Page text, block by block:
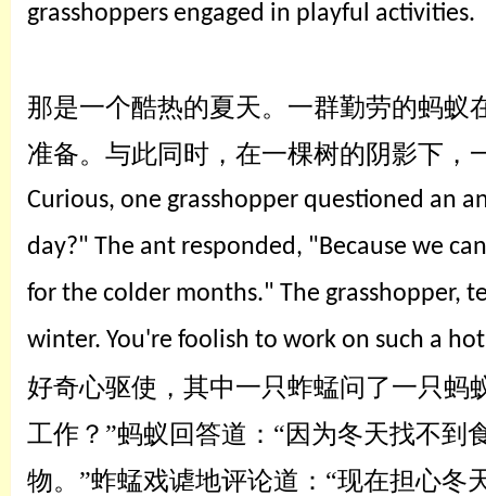
英语grasshoppers engaged in playful activities.
那是一个酷热的夏天。一群勤劳的蚂蚁
准备。与此同时，在一棵树的阴影下，
Curious, one grasshopper questioned an
day?" The ant responded, "Because we
for the colder months." The grasshopper,
winter. You're foolish to work on such a
好奇心驱使，其中一只蚱蜢问了一只蚂
工作？”蚂蚁回答道 ： “因为冬天找不到
物。 ”蚱蜢戏谑地评论道：“现在担心冬